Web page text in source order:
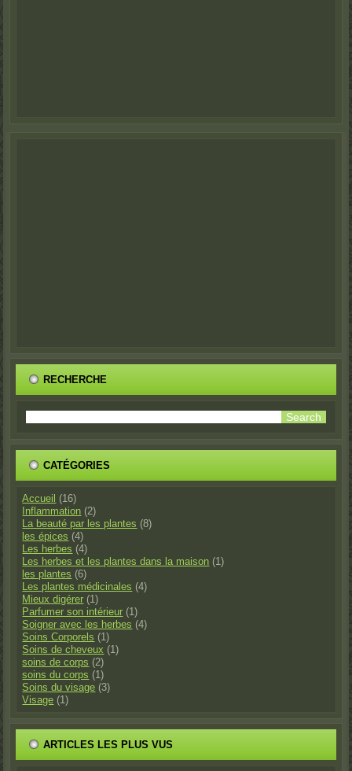
RECHERCHE
CATÉGORIES
Accueil (16)
Inflammation (2)
La beauté par les plantes (8)
les épices (4)
Les herbes (4)
Les herbes et les plantes dans la maison (1)
les plantes (6)
Les plantes médicinales (4)
Mieux digérer (1)
Parfumer son intérieur (1)
Soigner avec les herbes (4)
Soins Corporels (1)
Soins de cheveux (1)
soins de corps (2)
soins du corps (1)
Soins du visage (3)
Visage (1)
ARTICLES LES PLUS VUS